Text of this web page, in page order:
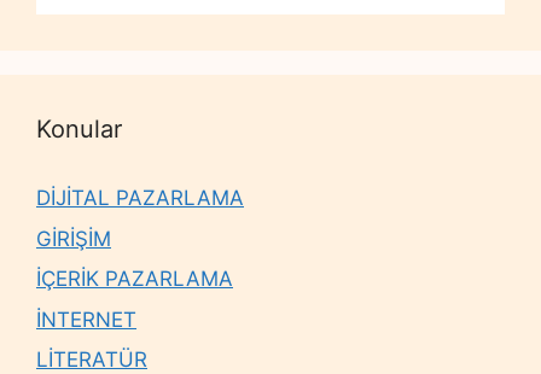
Konular
DİJİTAL PAZARLAMA
GİRİŞİM
İÇERİK PAZARLAMA
İNTERNET
LİTERATÜR